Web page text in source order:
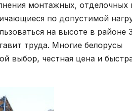
монтажных, отделочных
по допустимой
на высоте в районе
труда. Многие белорусы
выбор, честная цена и